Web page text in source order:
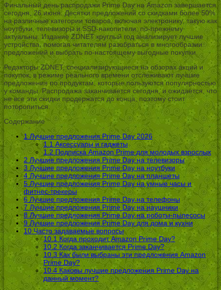
Финальный день распродажи Prime Day на Amazon завершается
сегодня, 26 июня. Десятки предложений со скидками более 50%
на различные категории товаров, включая электронику, такую как
ноутбуки, телевизоры и SSD-накопители, по-прежнему
актуальны. Издание ZDNET круглый год анализирует лучшие
устройства, помогая читателям разобраться в многообразии
предложений и выбрать по-настоящему выгодные покупки.
Редакторы ZDNET, специализирующиеся на обзорах акций и
покупок, в режиме реального времени отслеживают лучшие
предложения по продуктам, которые пользуются популярностью
у команды. Распродажа заканчивается сегодня, и ожидается, что
не все эти скидки продержатся до конца, поэтому стоит
поторопиться.
Содержание
1Лучшие предложения Prime Day 2026
1.1 Аксессуары и гаджеты
1.2 Подписка Amazon Prime для молодых взрослых
2 Лучшие предложения Prime Day на телевизоры
3 Лучшие предложения Prime Day на ноутбуки
4 Лучшие предложения Prime Day на планшеты
5Лучшие предложения Prime Day на умные часы и
фитнес-трекеры
6 Лучшие предложения Prime Day на телефоны
7 Лучшие предложения Prime Day на наушники
8Лучшие предложения Prime Day на роботы-пылесосы
9Лучшие предложения Prime Day для дома и кухни
10 Часто задаваемые вопросы
10.1 Когда проходит Amazon Prime Day?
10.2Когда заканчивается Prime Day?
10.3Как были выбраны эти предложения Amazon
Prime Day?
10.4Каковы лучшие предложения Prime Day на
данный момент?